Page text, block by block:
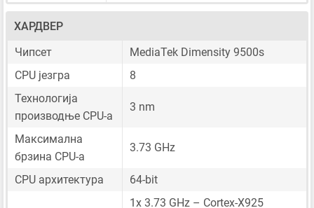
ХАРДВЕР
Чипсет
MediaTek Dimensity 9500s
CPU језгра
8
Технологија
производње CPU-а
3 nm
Максимална
брзина CPU-а
3.73 GHz
CPU архитектура
64-bit
1x 3.73 GHz – Cortex-X925